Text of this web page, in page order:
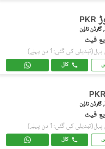
PKR
(تبدیلی کی گئی:1 دن پہلے)
کال
PKR
(تبدیلی کی گئی:1 دن پہلے)
کال